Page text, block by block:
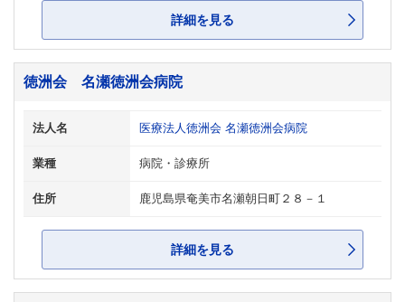
詳細を見る
徳洲会 名瀬徳洲会病院
法人名 医療法人徳洲会 名瀬徳洲会病院
業種 病院・診療所
住所 鹿児島県奄美市名瀬朝日町２８－１
詳細を見る